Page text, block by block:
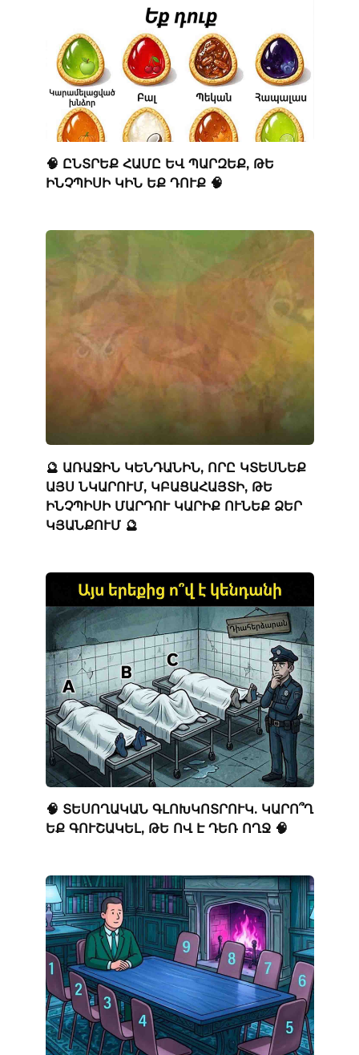
🧠 ԸՆՏՐԵՔ ՀԱՄԸ ԵՎ ՊԱՐԶԵՔ, ԹԵ
ԻՆՉՊԻՍԻ ԿԻՆ ԵՔ ԴՈՒՔ 🧠
🔮 ԱՌԱՋԻՆ ԿԵՆԴԱՆԻՆ, ՈՐԸ ԿՏԵՍՆԵՔ
ԱՅՍ ՆԿԱՐՈՒՄ, ԿԲԱՑԱՀԱՅՏԻ, ԹԵ
ԻՆՉՊԻՍԻ ՄԱՐԴՈՒ ԿԱՐԻՔ ՈՒՆԵՔ ՁԵՐ
ԿՅԱՆՔՈՒՄ 🔮
🧠 ՏԵՍՈՂԱԿԱՆ ԳԼՈԽԿՈՏՐՈՒԿ. ԿԱՐՈ՞Ղ
ԵՔ ԳՈՒՇԱԿԵԼ, ԹԵ ՈՎ Է ԴԵՌ ՈՂՋ 🧠